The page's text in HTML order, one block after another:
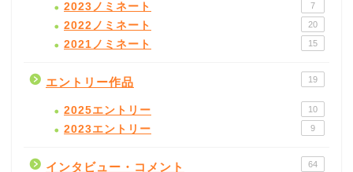
2023ノミネート 7
2022ノミネート 20
2021ノミネート 15
エントリー作品 19
2025エントリー 10
2023エントリー 9
インタビュー・コメント 64